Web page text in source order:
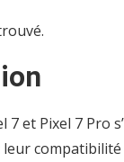
7 et Pixel 7 Pro
compatibilité